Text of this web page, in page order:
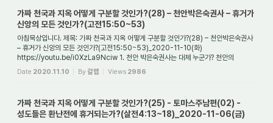
가짜 천국과 지옥 어떻게 구분할 것인가?(28) – 천안박은숙권사 – 휴거가
신앙의 모든 것인가?(고전15:50~53)
아침묵상입니다. 제목: 가짜 천국과 지옥 어떻게 구분할 것인가?(28) – 천안박은숙권사
– 휴거가 신앙의 모든 것인가?(고전15:50~53)_2020-11-10(화)
https://youtu.be/i0XzLa9Nciw 1. 천안 박은숙권사는 대체 누군가? 천안의
박은숙권사는 대체 누군가? 그분...
Date 2020.11.10 By갈렙 Views 2986
가짜 천국과 지옥 어떻게 구분할 것인가?(25) - 토마스주남편(02) -
성도들은 환난전에 휴거되는가?(살전4:13~18)_2020-11-06(금)